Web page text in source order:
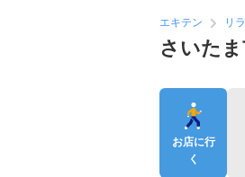
エキテン リ
さいた
お店に行
く